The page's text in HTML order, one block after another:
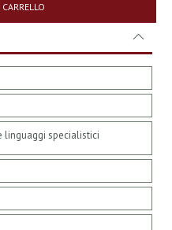
linguaggi specialistici